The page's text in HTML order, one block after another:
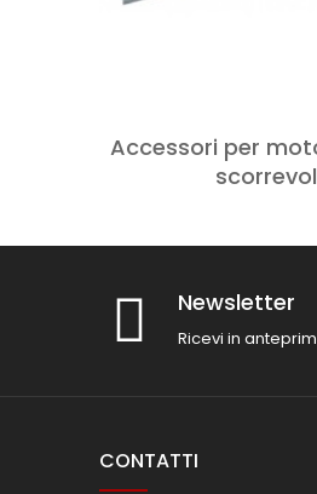
Accessori per
Newsletter
Ricevi in
CONTATTI